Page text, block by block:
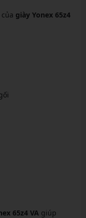
giày Yonex 65z4
65z4 VA giúp